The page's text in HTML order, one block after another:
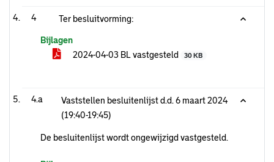
4 Ter besluitvorming:
Bijlagen
2024-04-03 BL vastgesteld
30 KB
4.a
Vaststellen besluitenlijst d.d. 6 maart 2024
(19:40-19:45)
De besluitenlijst wordt ongewijzigd vastgesteld.